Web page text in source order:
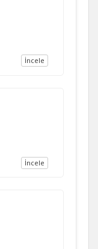
İncele
İncele